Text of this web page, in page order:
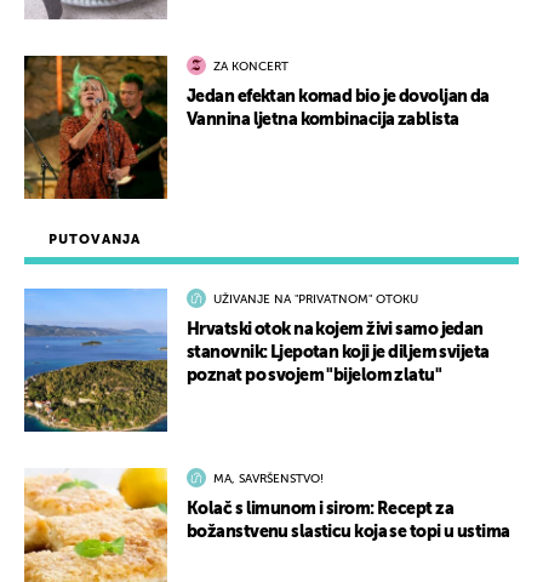
PUTOVANJA
UŽIVANJE NA "PRIVATNOM" OTOKU
Hrvatski otok na kojem živi samo jedan
stanovnik: Ljepotan koji je diljem svijeta
poznat po svojem "bijelom zlatu"
MA, SAVRŠENSTVO!
Kolač s limunom i sirom: Recept za
božanstvenu slasticu koja se topi u ustima
ZA KONCERT
Jedan efektan komad bio je dovoljan da
Vannina ljetna kombinacija zablista